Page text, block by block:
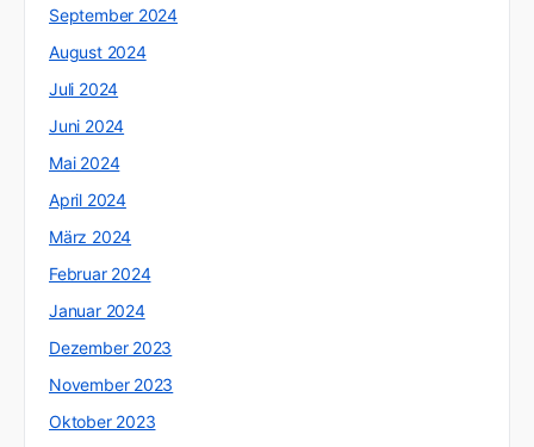
September 2024
August 2024
Juli 2024
Juni 2024
Mai 2024
April 2024
März 2024
Februar 2024
Januar 2024
Dezember 2023
November 2023
Oktober 2023